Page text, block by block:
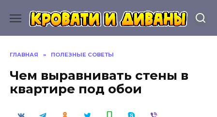
содержанию
ГЛАВНАЯ » ПОЛЕЗНЫЕ СОВЕТЫ
Чем выравнивать стены в
квартире под обои